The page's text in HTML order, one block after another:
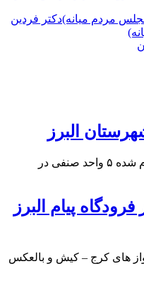
دكتر فردين
محمد نصیری گفت: در ۴۵ بازدید انجام شده ۵ واحد صنفی در
پیام البرز
های کرج – کیش و بالعکس